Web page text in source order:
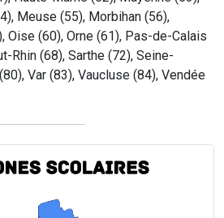
Meuse (55), Morbihan (56),
Oise (60), Orne (61), Pas-de-Calais
Rhin (68), Sarthe (72), Seine-
Var (83), Vaucluse (84), Vendée